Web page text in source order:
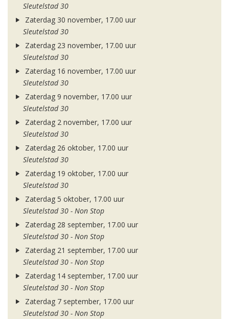
Sleutelstad 30
Zaterdag 30 november, 17.00 uur
Sleutelstad 30
Zaterdag 23 november, 17.00 uur
Sleutelstad 30
Zaterdag 16 november, 17.00 uur
Sleutelstad 30
Zaterdag 9 november, 17.00 uur
Sleutelstad 30
Zaterdag 2 november, 17.00 uur
Sleutelstad 30
Zaterdag 26 oktober, 17.00 uur
Sleutelstad 30
Zaterdag 19 oktober, 17.00 uur
Sleutelstad 30
Zaterdag 5 oktober, 17.00 uur
Sleutelstad 30 - Non Stop
Zaterdag 28 september, 17.00 uur
Sleutelstad 30 - Non Stop
Zaterdag 21 september, 17.00 uur
Sleutelstad 30 - Non Stop
Zaterdag 14 september, 17.00 uur
Sleutelstad 30 - Non Stop
Zaterdag 7 september, 17.00 uur
Sleutelstad 30 - Non Stop